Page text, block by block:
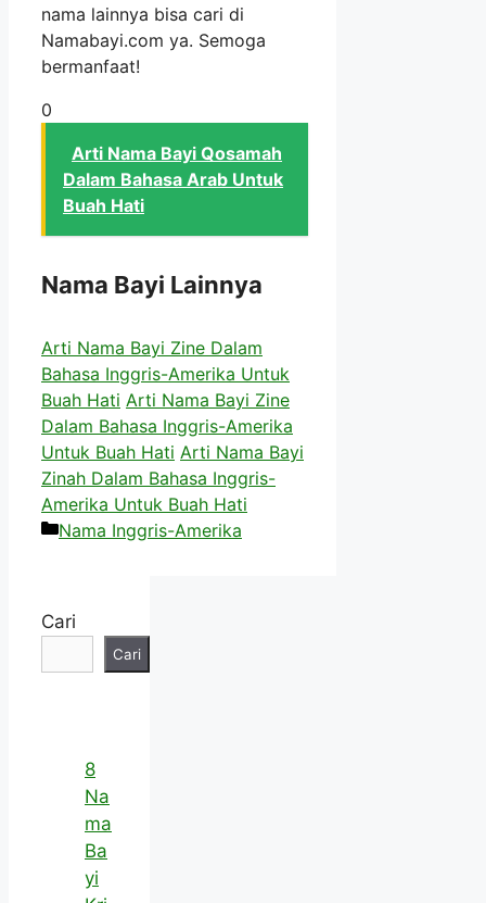
nama lainnya bisa cari di
Namabayi.com ya. Semoga
bermanfaat!
0
Arti Nama Bayi Qosamah
Dalam Bahasa Arab Untuk
Buah Hati
Nama Bayi Lainnya
Arti Nama Bayi Zine Dalam
Bahasa Inggris-Amerika Untuk
Buah Hati Arti Nama Bayi Zine
Dalam Bahasa Inggris-Amerika
Untuk Buah Hati Arti Nama Bayi
Zinah Dalam Bahasa Inggris-
Amerika Untuk Buah Hati
Kategori
Nama Inggris-Amerika
Cari
Cari
8
Na
ma
Ba
yi